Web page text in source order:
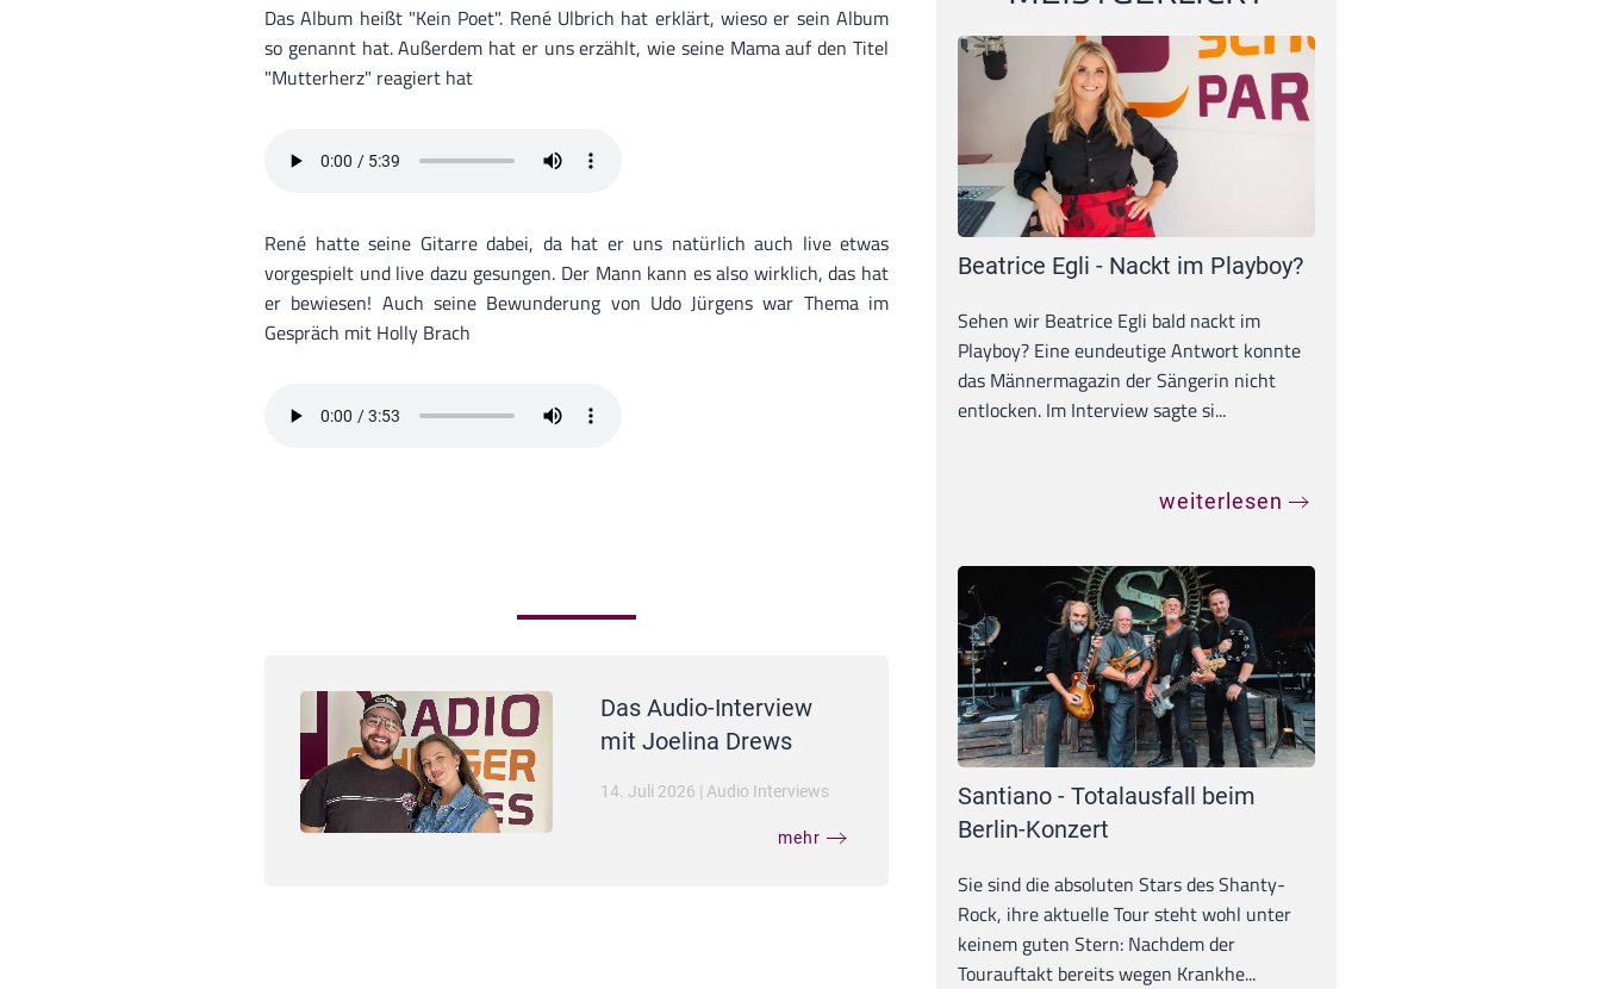
Das Album heißt "Kein Poet". René Ulbrich hat erklärt, wieso er sein Album
so genannt hat. Außerdem hat er uns erzählt, wie seine Mama auf den Titel
"Mutterherz" reagiert hat
René hatte seine Gitarre dabei, da hat er uns natürlich auch live etwas
vorgespielt und live dazu gesungen. Der Mann kann es also wirklich, das hat
er bewiesen! Auch seine Bewunderung von Udo Jürgens war Thema im
Gespräch mit Holly Brach
Das Audio-Interview
mit Joelina Drews
14. Juli 2026 | Audio Interviews
mehr
Beatrice Egli - Nackt im Playboy?
Sehen wir Beatrice Egli bald nackt im
Playboy? Eine eundeutige Antwort konnte
das Männermagazin der Sängerin nicht
entlocken. Im Interview sagte si...
weiterlesen
Santiano - Totalausfall beim
Berlin-Konzert
Sie sind die absoluten Stars des Shanty-
Rock, ihre aktuelle Tour steht wohl unter
keinem guten Stern: Nachdem der
Tourauftakt bereits wegen Krankhe...